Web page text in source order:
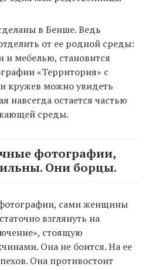
в Бенше. Ведь
от ее родной среды:
и мебелью, становится
«Территория» с
кружев можно увидеть
навсегда остается частью
среды.
фотографии,
Они борцы.
сами женщины
взглянуть на
стоящую
Она не боится. На ее
Она противостоит